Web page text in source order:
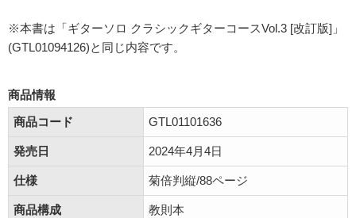
※本書は「ギターソロ クラシックギターコースVol.3 [改訂版]」
(GTL01094126)と同じ内容です。
商品情報
商品コード
GTL01101636
発売日 2024年4月4日
仕様 菊倍判縦/88ページ
商品構成 教則本